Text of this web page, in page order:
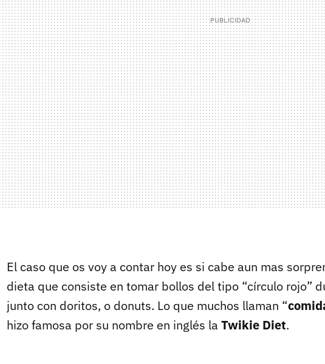
El caso que os voy a contar hoy es si cabe aun mas
dieta que consiste en tomar bollos del tipo “círculo rojo”
junto con doritos, o donuts. Lo que muchos llaman “
hizo famosa por su nombre en inglés la Twikie Diet.